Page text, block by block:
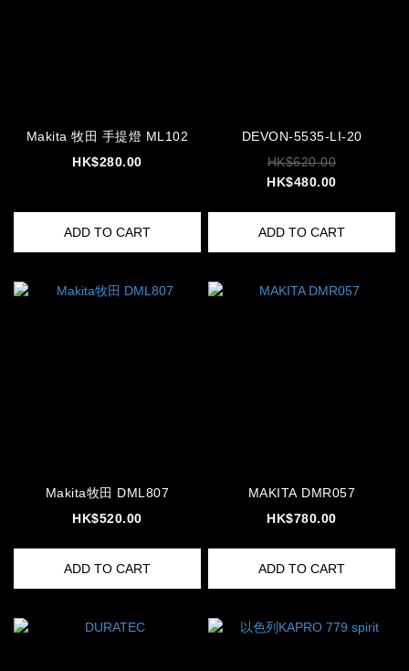
Makita 牧田 手提燈 ML102
HK$280.00
ADD TO CART
DEVON-5535-LI-20
HK$620.00
HK$480.00
ADD TO CART
Makita牧田 DML807
HK$520.00
ADD TO CART
MAKITA DMR057
HK$780.00
ADD TO CART